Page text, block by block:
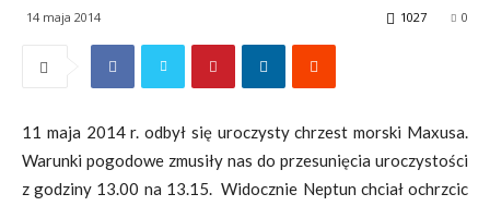
14 maja 2014 0
1027
11 maja 2014 r. odbył się uroczysty chrzest morski Maxusa.
Warunki pogodowe zmusiły nas do przesunięcia uroczystości
z godziny 13.00 na 13.15. Widocznie Neptun chciał ochrzcic